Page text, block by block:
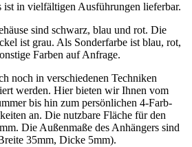
ist in vielfältigen Ausführungen lieferbar.
sind schwarz, blau und rot. Die
ist grau. Als Sonderfarbe ist blau, rot,
Farben auf Anfrage.
noch in verschiedenen Techniken
werden. Hier bieten wir Ihnen vom
bis hin zum persönlichen 4-Farb-
an. Die nutzbare Fläche für den
Die Außenmaße des Anhängers sind
35mm, Dicke 5mm).